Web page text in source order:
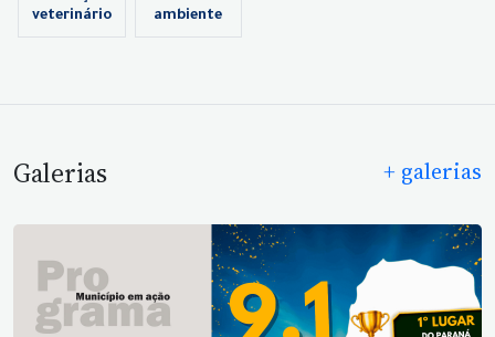
veterinário
ambiente
Galerias + galerias